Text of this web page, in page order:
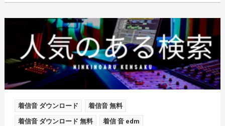
着信音 ダウンロード 着信音 無料
着信音 ダウンロード 無料 着信 音 edm